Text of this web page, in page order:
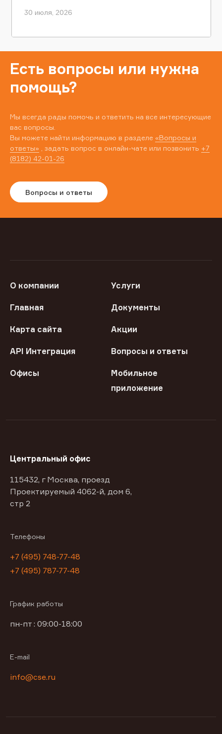
30 июля, 2026
Есть вопросы или нужна
помощь?
Мы всегда рады помочь и ответить на все интересующие
вас вопросы.
Вы можете найти информацию в разделе «Вопросы и
ответы» , задать вопрос в онлайн-чате или позвонить +7
(8182) 42-01-26
Вопросы и ответы
О компании Услуги
Главная Документы
Карта сайта Акции
API Интеграция Вопросы и ответы
Офисы
Мобильное
приложение
Центральный офис
115432, г Москва, проезд
Проектируемый 4062-й, дом 6,
стр 2
Телефоны
+7 (495) 748-77-48
+7 (495) 787-77-48
График работы
пн-пт : 09:00-18:00
E-mail
info@cse.ru